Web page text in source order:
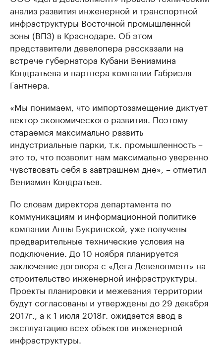
анализ развития инженерной и транспортной
инфраструктуры Восточной промышленной
зоны (ВПЗ) в Краснодаре. Об этом
представители девелопера рассказали на
встрече губернатора Кубани Вениамина
Кондратьева и партнера компании Габриэля
Гантнера.
«Мы понимаем, что импортозамещение диктует
вектор экономического развития. Поэтому
стараемся максимально развить
индустриальные парки, т.к. промышленность –
это то, что позволит нам максимально уверенно
чувствовать себя в завтрашнем дне», – отметил
Вениамин Кондратьев.
По словам директора департамента по
коммуникациям и информационной политике
компании Анны Букринской, уже получены
предварительные технические условия на
подключение. До 10 ноября планируется
заключение договора с «Дега Девелопмент» на
строительство инженерной инфраструктуры.
Проекты планировки и межевания территории
будут согласованы и утверждены до 29 декабря
2017г., а к 1 июля 2018г. ожидается ввод в
эксплуатацию всех объектов инженерной
инфраструктуры.